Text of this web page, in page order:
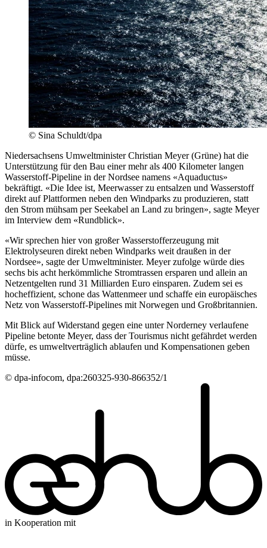
© Sina Schuldt/dpa
Niedersachsens Umweltminister Christian Meyer (Grüne) hat die
Unterstützung für den Bau einer mehr als 400 Kilometer langen
Wasserstoff-Pipeline in der Nordsee namens «Aquaductus»
bekräftigt. «Die Idee ist, Meerwasser zu entsalzen und Wasserstoff
direkt auf Plattformen neben den Windparks zu produzieren, statt
den Strom mühsam per Seekabel an Land zu bringen», sagte Meyer
im Interview dem «Rundblick».
«Wir sprechen hier von großer Wasserstofferzeugung mit
Elektrolyseuren direkt neben Windparks weit draußen in der
Nordsee», sagte der Umweltminister. Meyer zufolge würde dies
sechs bis acht herkömmliche Stromtrassen ersparen und allein an
Netzentgelten rund 31 Milliarden Euro einsparen. Zudem sei es
hocheffizient, schone das Wattenmeer und schaffe ein europäisches
Netz von Wasserstoff-Pipelines mit Norwegen und Großbritannien.
Mit Blick auf Widerstand gegen eine unter Norderney verlaufene
Pipeline betonte Meyer, dass der Tourismus nicht gefährdet werden
dürfe, es umweltverträglich ablaufen und Kompensationen geben
müsse.
© dpa-infocom, dpa:260325-930-866352/1
in Kooperation mit